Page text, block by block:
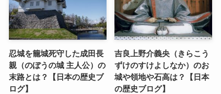
忍城を籠城死守した成田長
親（のぼうの城 主人公）の
末路とは？【日本の歴史ブ
ログ】
吉良上野介義央（きらこう
ずけのすけよしなか）のお
城や領地や石高は？【日本
の歴史ブログ】